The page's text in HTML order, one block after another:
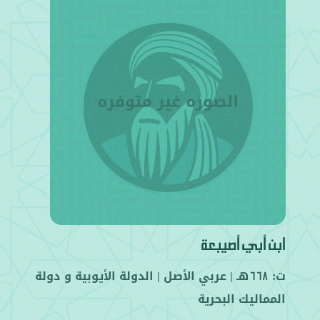
ابن أبي أصيبعة
ت: 668هـ |عربي الأصل | الدولة الأيوبية ودولة
المماليك البحرية